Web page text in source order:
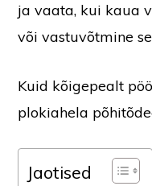
ja vaata, kui kaua
või vastuvõtmine
Kuid kõigepealt
plokiahela
Jaotised